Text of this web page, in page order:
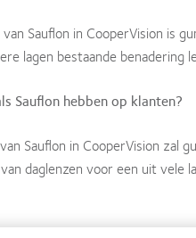
Sauflon in CooperVision is
lagen bestaande
Sauflon hebben op klanten?
Sauflon in CooperVision
daglenzen voor een uit vele